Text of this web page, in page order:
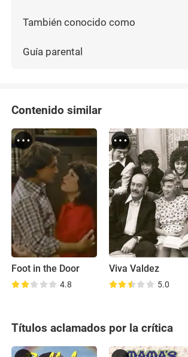
También conocido como
Guía parental
Contenido similar
Foot in the Door
4.8
Viva Valdez
5.0
Títulos aclamados por la crítica